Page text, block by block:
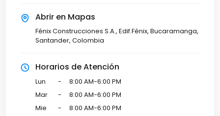
Abrir en Mapas
Fénix Construcciones S.A., Edif.Fénix, Bucaramanga,
Santander, Colombia
Horarios de Atención
Lun -
8:00 AM-6:00 PM
Mar
-
8:00 AM-6:00 PM
Mie
-
8:00 AM-6:00 PM